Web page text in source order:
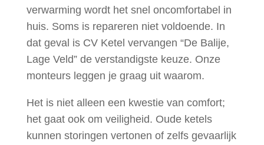
verwarming wordt het snel oncomfortabel in
huis. Soms is repareren niet voldoende. In
dat geval is CV Ketel vervangen “De Balije,
Lage Veld” de verstandigste keuze. Onze
monteurs leggen je graag uit waarom.
Het is niet alleen een kwestie van comfort;
het gaat ook om veiligheid. Oude ketels
kunnen storingen vertonen of zelfs gevaarlijk